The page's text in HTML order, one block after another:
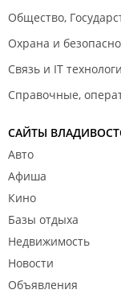
Общество,
Охрана и
Связь и IT
Справочные,
САЙТЫ
Авто
Афиша
Кино
Базы отдыха
Недвижимость
Новости
Объявления